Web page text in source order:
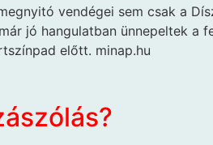
vendégei sem csak a
jó hangulatban ünnepeltek a
előtt. minap.hu